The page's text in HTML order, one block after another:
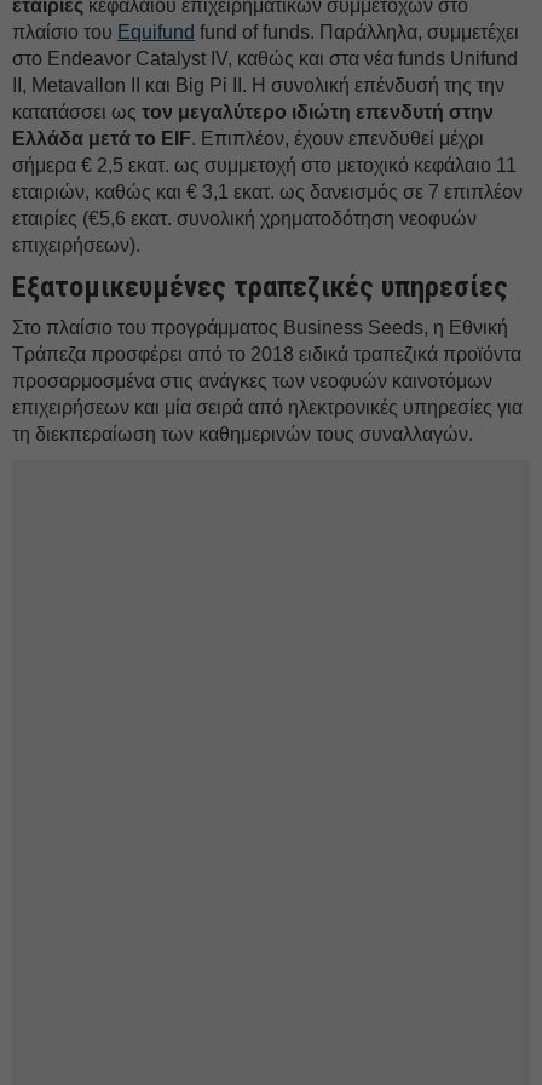
εταιρίες κεφαλαίου επιχειρηματικών συμμετοχών στο
πλαίσιο του Equifund fund of funds. Παράλληλα, συμμετέχει
στο Endeaνor Catalyst IV, καθώς και στα νέα funds Unifund
II, Metavallon II και Big Pi II. Η συνολική επένδυσή της την
κατατάσσει ως τον μεγαλύτερο ιδιώτη επενδυτή στην
Ελλάδα μετά το EIF. Επιπλέον, έχουν επενδυθεί μέχρι
σήμερα € 2,5 εκατ. ως συμμετοχή στο μετοχικό κεφάλαιο 11
εταιριών, καθώς και € 3,1 εκατ. ως δανεισμός σε 7 επιπλέον
εταιρίες (€5,6 εκατ. συνολική χρηματοδότηση νεοφυών
επιχειρήσεων).
Εξατομικευμένες τραπεζικές υπηρεσίες
Στο πλαίσιο του προγράμματος Business Seeds, η Εθνική
Tράπεζα προσφέρει από το 2018 ειδικά τραπεζικά προϊόντα
προσαρμοσμένα στις ανάγκες των νεοφυών καινοτόμων
επιχειρήσεων και μία σειρά από ηλεκτρονικές υπηρεσίες για
τη διεκπεραίωση των καθημερινών τους συναλλαγών.